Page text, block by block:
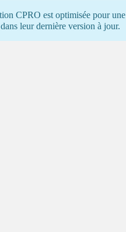
CPRO est optimisée pour
dans leur dernière version à jour.